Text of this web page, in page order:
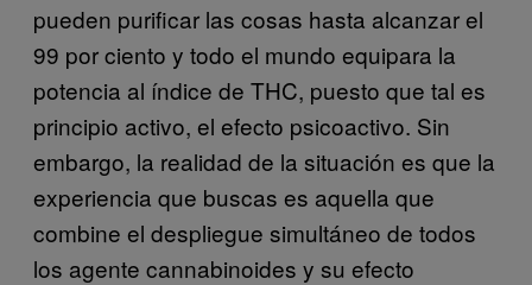
pueden purificar las cosas hasta alcanzar el
99 por ciento y todo el mundo equipara la
potencia al índice de THC, puesto que tal es
principio activo, el efecto psicoactivo. Sin
embargo, la realidad de la situación es que la
experiencia que buscas es aquella que
combine el despliegue simultáneo de todos
los agente cannabinoides y su efecto